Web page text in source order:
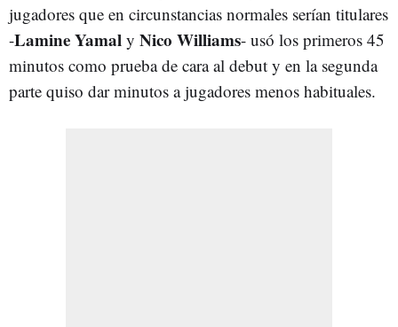
jugadores que en circunstancias normales serían titulares
-Lamine Yamal y Nico Williams- usó los primeros 45
minutos como prueba de cara al debut y en la segunda
parte quiso dar minutos a jugadores menos habituales.